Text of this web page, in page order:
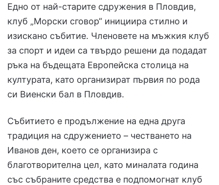
Едно от най-старите сдружения в Пловдив,
клуб „Морски сговор“ инициира стилно и
изискано събитие. Членовете на мъжкия клуб
за спорт и идеи са твърдо решени да подадат
ръка на бъдещата Европейска столица на
културата, като организират първия по рода
си Виенски бал в Пловдив.
Събитието е продължение на една друга
традиция на сдружението – честването на
Иванов ден, което се организира с
благотворителна цел, като миналата година
със събраните средства е подпомогнат клуб